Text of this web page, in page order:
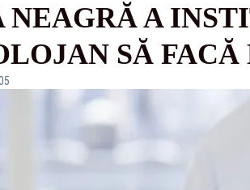
NEAGRĂ A
SĂ